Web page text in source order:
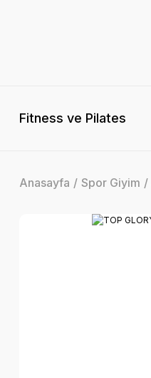
Fitness ve Pilates
Anasayfa Spor Giyim